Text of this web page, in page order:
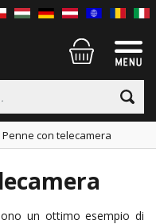
Penne con telecamera
un ottimo esempio di